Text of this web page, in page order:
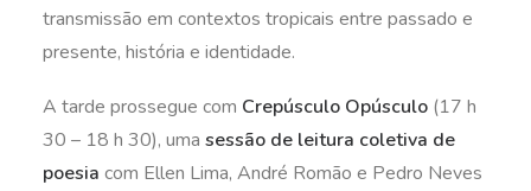
transmissão em contextos tropicais entre passado e
presente, história e identidade.
A tarde prossegue com Crepúsculo Opúsculo (17 h
30 – 18 h 30), uma sessão de leitura coletiva de
poesia com Ellen Lima, André Romão e Pedro Neves